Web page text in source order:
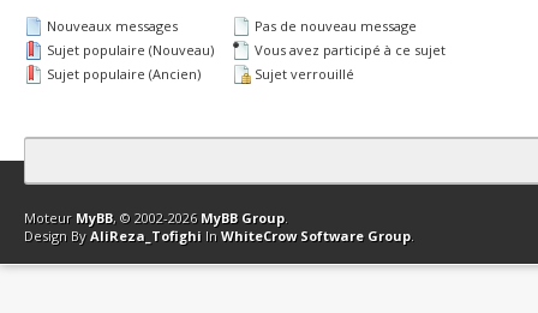
Nouveaux messages
Sujet populaire (Nouveau)
Sujet populaire (Ancien)
Pas de nouveau message
Vous avez participé à ce sujet
Sujet verrouillé
Contact Club Affiliation Retourner en haut Version bas-débit
Moteur MyBB, © 2002-2026 MyBB Group.
Design By AliReza_Tofighi In WhiteCrow Software Group.